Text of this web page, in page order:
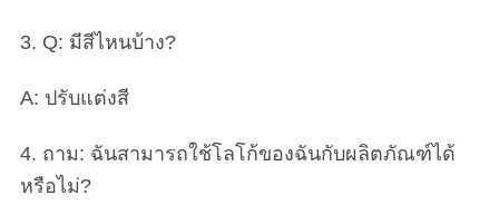
3. Q: มีสีไหนบ้าง?
A: ปรับแต่งสี
4. ถาม: ฉันสามารถใช้โลโก้ของฉันกับผลิตภัณฑ์ได้
หรือไม่?